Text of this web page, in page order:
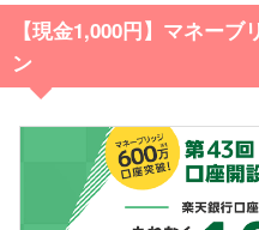
【現金1,000円】マネーブ
ン